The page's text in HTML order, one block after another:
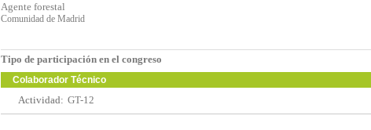
Agente forestal
Comunidad de Madrid
Tipo de participación en el congreso
Colaborador Técnico
Actividad: GT-12